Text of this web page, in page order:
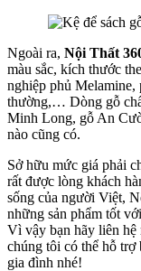
Ngoài ra, Nội Thất
màu sắc, kích thước
nghiệp phủ
thường,… Dòng gỗ
Minh Long, gỗ An
nào cũng có.
Sở hữu mức giá phải
rất được lòng khách
sống của người Việt,
những sản phẩm tốt
Vì vậy bạn hãy liên
chúng tôi có thể hỗ trợ
gia đình nhé!